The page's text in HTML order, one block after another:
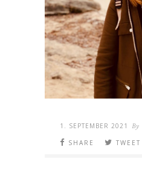
1. SEPTEMBER 2021 By
SHARE
TWEET